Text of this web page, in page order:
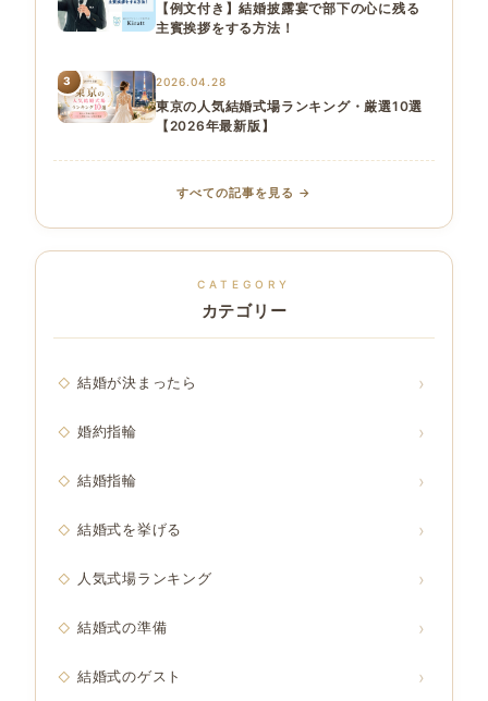
【例文付き】結婚披露宴で部下の心に残る
主賓挨拶をする方法！
3 2026.04.28
東京の人気結婚式場ランキング・厳選10選
【2026年最新版】
すべての記事を見る →
CATEGORY
カテゴリー
結婚が決まったら
婚約指輪
結婚指輪
結婚式を挙げる
人気式場ランキング
結婚式の準備
結婚式のゲスト